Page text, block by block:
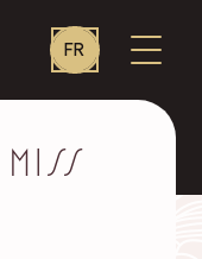
Language
switcher
FR
LE
Miss